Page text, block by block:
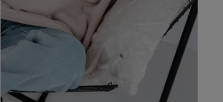
Dodaj do koszyka
Wyprzedany